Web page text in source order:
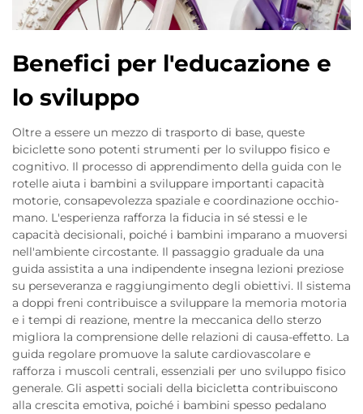
Benefici per l'educazione e
lo sviluppo
Oltre a essere un mezzo di trasporto di base, queste
biciclette sono potenti strumenti per lo sviluppo fisico e
cognitivo. Il processo di apprendimento della guida con le
rotelle aiuta i bambini a sviluppare importanti capacità
motorie, consapevolezza spaziale e coordinazione occhio-
mano. L'esperienza rafforza la fiducia in sé stessi e le
capacità decisionali, poiché i bambini imparano a muoversi
nell'ambiente circostante. Il passaggio graduale da una
guida assistita a una indipendente insegna lezioni preziose
su perseveranza e raggiungimento degli obiettivi. Il sistema
a doppi freni contribuisce a sviluppare la memoria motoria
e i tempi di reazione, mentre la meccanica dello sterzo
migliora la comprensione delle relazioni di causa-effetto. La
guida regolare promuove la salute cardiovascolare e
rafforza i muscoli centrali, essenziali per uno sviluppo fisico
generale. Gli aspetti sociali della bicicletta contribuiscono
alla crescita emotiva, poiché i bambini spesso pedalano